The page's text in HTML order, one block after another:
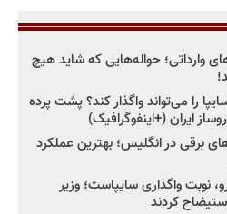
وارداتی؛ حواله‌هایی که شاید هیچ
را می‌تواند واگذار کند؟ پشت پرده
ایران (+اینفوگرافیک)
برقی در انگلیس؛ بهترین عملکرد
نوبت واگذاری سایپاست؛ وزیر
کردند